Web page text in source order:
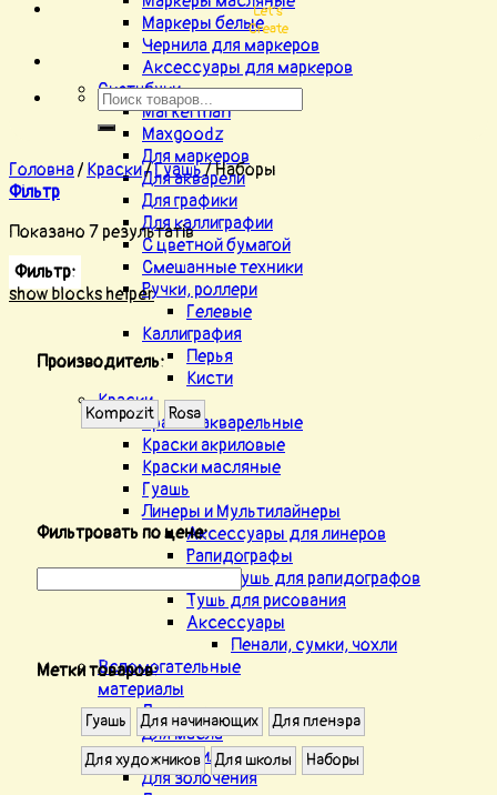
Маркеры белые
Чернила для маркеров
Аксессуары для маркеров
Скетчбуки
Markerman
Maxgoodz
Для маркеров
Для акварели
Для графики
Для каллиграфии
С цветной бумагой
Смешанные техники
Ручки, роллери
Гелевые
Каллиграфия
Перья
Кисти
Краски
Краски акварельные
Краски акриловые
Краски масляные
Гуашь
Линеры и Мультилайнеры
Аксессуары для линеров
Рапидографы
Тушь для рапидографов
Тушь для рисования
Аксессуары
Пенали, сумки, чохли
Вспомогательные
материалы
Для акварели
Для масла
Для акрила
Для золочения
Let's
Create
Головна/ Краски/Гуашь/Наборы
Фільтр
Показано 7 результатів
Фильтр:
show blocks helper
Производитель:
Kompozit Rosa
Фильтровать по цене:
Метки товаров:
Гуашь Для начинающих Для пленэра
Для художников Для школы Наборы